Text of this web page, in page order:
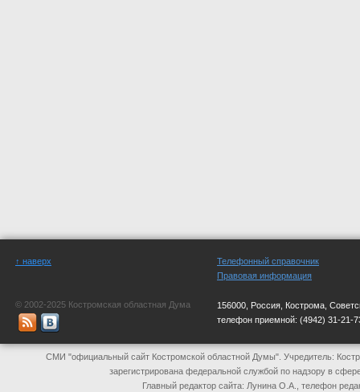
↑ наверх
© 2002-2025 Костромская областная Дума
Телефонный справочник
Правовая информация
156000, Россия, Кострома,
телефон приемной: (4942) 31-21-
СМИ "официальный сайт Костромской областной Думы". Учредитель:
зарегистрирована федеральной службой по надзору в
Главный редактор сайта: Лунина О.А., телефон